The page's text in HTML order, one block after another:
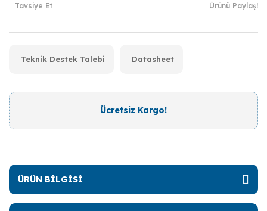
Tavsiye Et Ürünü Paylaş!
Teknik Destek Talebi Datasheet
Ücretsiz Kargo!
ÜRÜN BİLGİSİ